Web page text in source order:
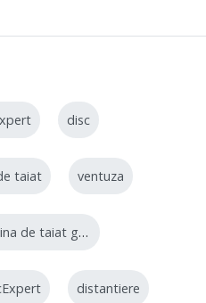
disc
taiat ventuza
masina de taiat gresie
distantiere